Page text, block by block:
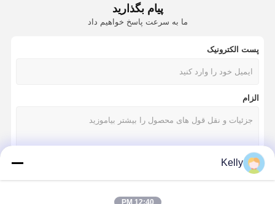
پیام بگذارید
ما به سرعت پاسخ خواهیم داد
پست الکترونیک
الزام
Kelly
12:40 PM